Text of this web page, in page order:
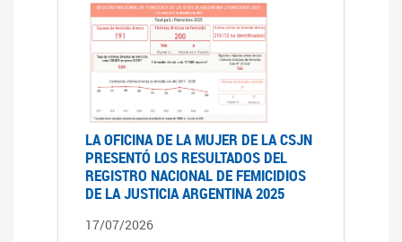
LA OFICINA DE LA MUJER DE LA CSJN
PRESENTÓ LOS RESULTADOS DEL
REGISTRO NACIONAL DE FEMICIDIOS
DE LA JUSTICIA ARGENTINA 2025
17/07/2026